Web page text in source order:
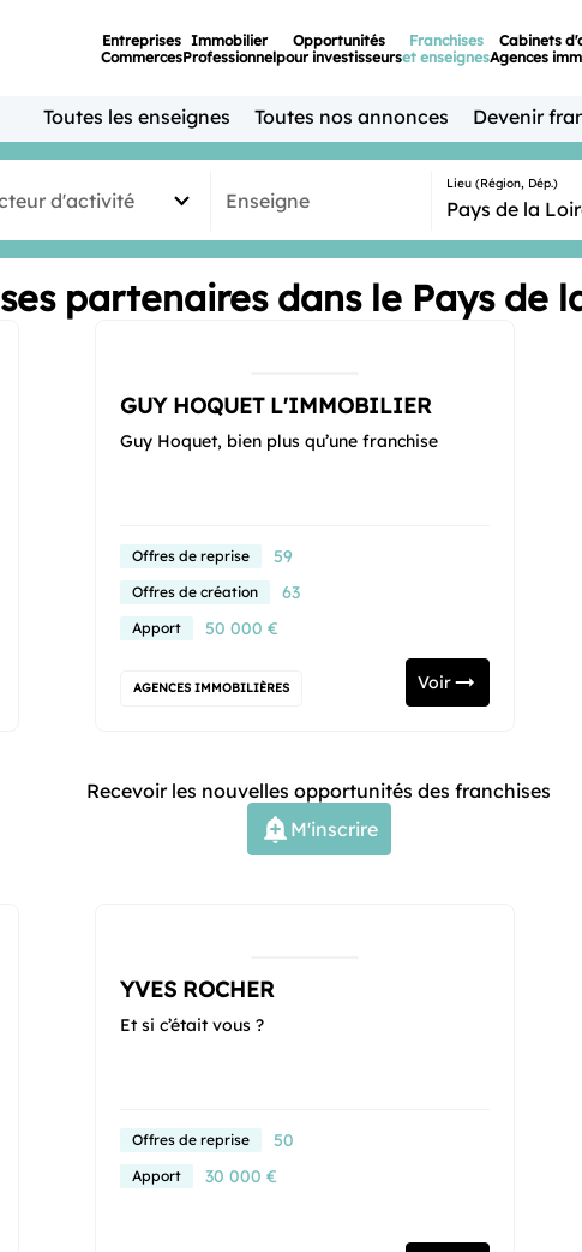
Entreprises
Commerces
Immobilier
Professionnel
Opportunités
pour investisseurs
Franchises
et enseignes
Cabinets
Agences
Toutes les enseignes Toutes nos annonces Devenir
d'activité Enseigne
Lieu (Région, Dép.)
partenaires dans le Pays de
Recevoir les nouvelles opportunités des franchises
M'inscrire
GUY HOQUET L'IMMOBILIER
Guy Hoquet, bien plus qu’une franchise
Offres de reprise 59
Offres de création 63
Apport 50 000 €
AGENCES IMMOBILIÈRES Voir
YVES ROCHER
Et si c’était vous ?
Offres de reprise 50
Apport 30 000 €